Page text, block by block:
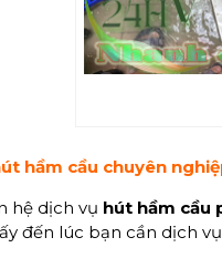
hầm cầu chuyên
hệ dịch vụ hút hầm cầu
đến lúc bạn cần dịch